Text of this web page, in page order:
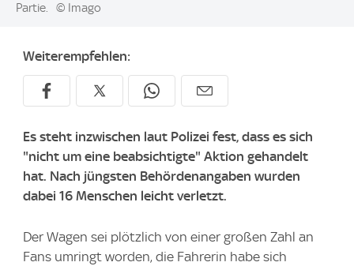
Partie.
© Imago
Weiterempfehlen:
Es steht inzwischen laut Polizei fest, dass es sich
"nicht um eine beabsichtigte" Aktion gehandelt
hat. Nach jüngsten Behördenangaben wurden
dabei 16 Menschen leicht verletzt.
Der Wagen sei plötzlich von einer großen Zahl an
Fans umringt worden, die Fahrerin habe sich